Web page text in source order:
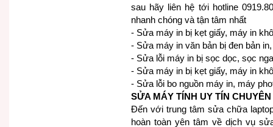
sau hãy liên hệ tới hotline
nhanh chóng và tận tâm nhất
- Sửa máy in bị kẹt giấy, máy in
- Sửa máy in văn bản bị đen bản
- Sửa lỗi máy in bị sọc dọc, sọc
- Sửa máy in bị kẹt giấy, máy in
- Sửa lỗi bo nguồn máy in, máy
SỬA MÁY TÍNH UY TÍN
Đến với trung tâm sửa chữa
hoàn toàn yên tâm về dịch vụ